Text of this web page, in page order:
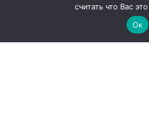
считать что Вас
Ок